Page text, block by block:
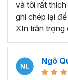
Tạo biểu đồ
các tính năng
giúp dữ liệu
giúp đưa ra
Tạo mục lục
lục tự động và
và tôi rất
ghi chép lại
XIn trân trọng
Ngô